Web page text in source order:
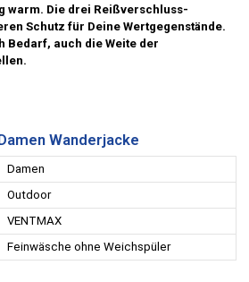
warm. Die drei Reißverschluss-
Schutz für Deine Wertgegenstände.
Bedarf, auch die Weite der
Damen Wanderjacke
Damen
Outdoor
VENTMAX
Feinwäsche ohne Weichspüler